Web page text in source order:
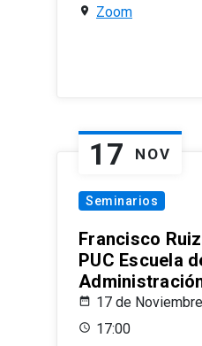
Zoom
17 NOV
Seminarios
Francisco
PUC Escuela
17 de
17:00